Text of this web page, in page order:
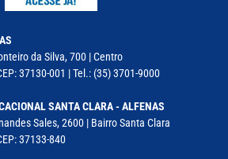
da Silva, 700 | Centro
37130-001 | Tel.: (35) 3701-9000
SANTA CLARA - ALFENAS
Sales, 2600 | Bairro Santa Clara
37133-840